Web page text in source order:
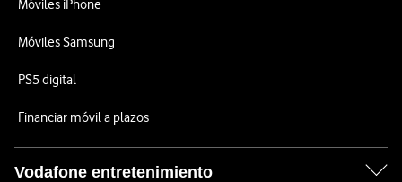
Móviles iPhone
Móviles Samsung
PS5 digital
Financiar móvil a plazos
Vodafone entretenimiento